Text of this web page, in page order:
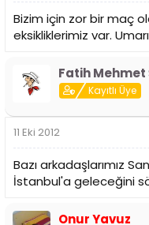
Bizim için zor bir maç
eksikliklerimiz var.
Fatih Mehmet
Kayıtlı Üye
11 Eki 2012
Bazı arkadaşlarımız
İstanbul'a geleceğini
Onur Yavuz